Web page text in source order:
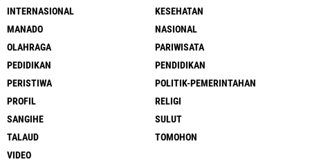
INTERNASIONAL
KESEHATAN
MANADO
NASIONAL
OLAHRAGA
PARIWISATA
PEDIDIKAN
PENDIDIKAN
PERISTIWA
POLITIK-PEMERINTAHAN
PROFIL
RELIGI
SANGIHE
SULUT
TALAUD
TOMOHON
VIDEO